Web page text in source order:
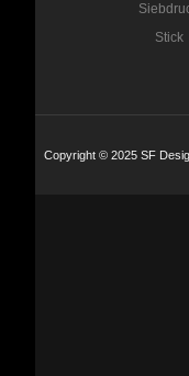
Stick
Copyright © 2025 SF